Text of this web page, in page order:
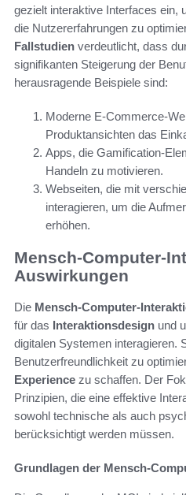
gezielt interaktive Interfaces ein,
die Nutzererfahrungen zu
Fallstudien verdeutlicht, dass
signifikanten Steigerung der
herausragende Beispiele sind:
Moderne E-Commerce-
Produktansichten das
Apps, die Gamification-
Handeln zu motivieren.
Webseiten, die mit
interagieren, um die
erhöhen.
Mensch-Computer-
Auswirkungen
Die Mensch-Computer-
für das Interaktionsdesign und
digitalen Systemen interagieren.
Benutzerfreundlichkeit zu
Experience zu schaffen. Der
Prinzipien, die eine effektive
sowohl technische als auch
berücksichtigt werden müssen.
Grundlagen der Mensch-